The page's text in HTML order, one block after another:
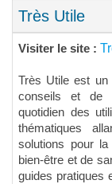
Très Utile
Visiter le site :
Très Utile est un
conseils et de
quotidien des
thématiques
solutions pour
bien-être et de
guides pratiques